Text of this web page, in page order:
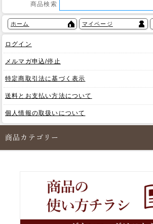
商品検索
ホーム マイページ
ログイン
メルマガ申込/停止
特定商取引法に基づく表示
送料とお支払い方法について
個人情報の取扱いについて
商品カテゴリー